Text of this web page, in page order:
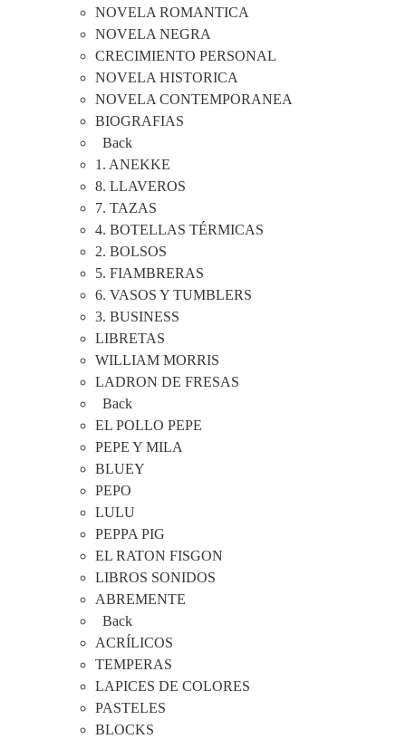
NOVELA ROMANTICA
NOVELA NEGRA
CRECIMIENTO PERSONAL
NOVELA HISTORICA
NOVELA CONTEMPORANEA
BIOGRAFIAS
Back
1. ANEKKE
8. LLAVEROS
7. TAZAS
4. BOTELLAS TÉRMICAS
2. BOLSOS
5. FIAMBRERAS
6. VASOS Y TUMBLERS
3. BUSINESS
LIBRETAS
WILLIAM MORRIS
LADRON DE FRESAS
Back
EL POLLO PEPE
PEPE Y MILA
BLUEY
PEPO
LULU
PEPPA PIG
EL RATON FISGON
LIBROS SONIDOS
ABREMENTE
Back
ACRÍLICOS
TEMPERAS
LAPICES DE COLORES
PASTELES
BLOCKS